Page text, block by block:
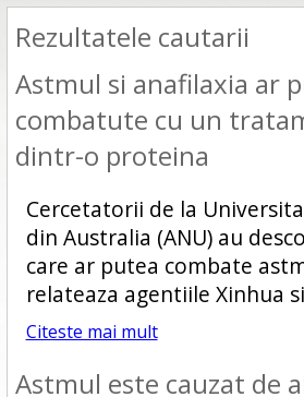
Rezultatele cautarii
Astmul si anafilaxia ar
combatute cu un
dintr-o proteina
Cercetatorii de la
din Australia (ANU) au
care ar putea combate
relateaza agentiile Xinhua
Citeste mai mult
Astmul este cauzat de